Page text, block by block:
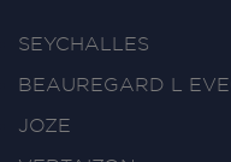
SEYCHALLES
BEAUREGARD L
JOZE